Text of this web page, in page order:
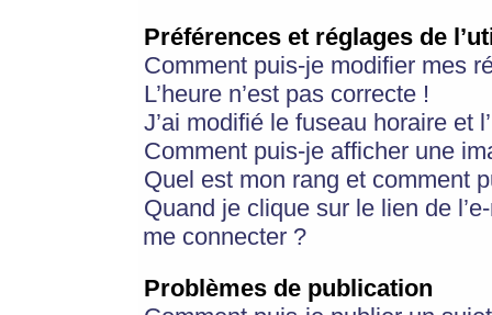
Préférences et réglages de
Comment puis-je modifier mes
L’heure n’est pas correcte !
J’ai modifié le fuseau horaire et
Comment puis-je afficher une
Quel est mon rang et comment
Quand je clique sur le lien de
me connecter ?
Problèmes de publication